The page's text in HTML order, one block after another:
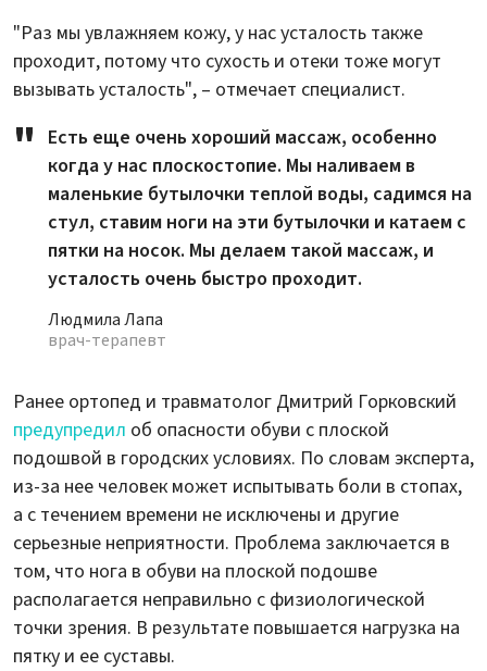
"Раз мы увлажняем кожу, у нас усталость также
проходит, потому что сухость и отеки тоже могут
вызывать усталость", – отмечает специалист.
Есть еще очень хороший массаж, особенно
когда у нас плоскостопие. Мы наливаем в
маленькие бутылочки теплой воды, садимся на
стул, ставим ноги на эти бутылочки и катаем с
пятки на носок. Мы делаем такой массаж, и
усталость очень быстро проходит.
Людмила Лапа
врач-терапевт
Ранее ортопед и травматолог Дмитрий Горковский
предупредил об опасности обуви с плоской
подошвой в городских условиях. По словам эксперта,
из-за нее человек может испытывать боли в стопах,
а с течением времени не исключены и другие
серьезные неприятности. Проблема заключается в
том, что нога в обуви на плоской подошве
располагается неправильно с физиологической
точки зрения. В результате повышается нагрузка на
пятку и ее суставы.